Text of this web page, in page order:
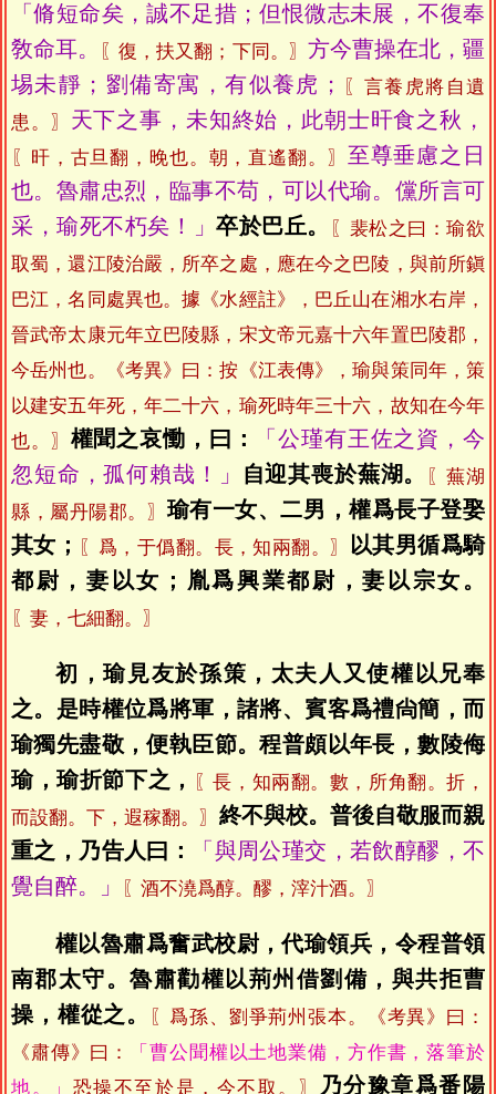
「脩短命矣，誠不足措；但恨微志未展，不復奉
敎命耳。
〖復，扶又翻；下同。〗 方今曹操在北，疆
埸未靜；劉備寄寓，有似養虎；
〖言養虎將自遺
患。〗 天下之事，未知終始，此朝士旰食之秋，
〖旰，古旦翻，晚也。朝，直遙翻。〗 至尊垂慮之日
也。魯肅忠烈，臨事不苟，可以代瑜。儻所言可
采，瑜死不朽矣！」卒於巴丘。
〖裴松之曰：瑜欲
取蜀，還江陵治嚴，所卒之處，應在今之巴陵，與前所鎭
巴江，名同處異也。據《水經註》，巴丘山在湘水右岸，
晉武帝太康元年立巴陵縣，宋文帝元嘉十六年置巴陵郡，
今岳州也。《考異》曰：按《江表傳》，瑜與策同年，策
以建安五年死，年二十六，瑜死時年三十六，故知在今年
也。〗 權聞之哀慟，曰：
「公瑾有王佐之資，今
忽短命，孤何賴哉！」
自迎其喪於蕪湖。
〖蕪湖
縣，屬丹陽郡。〗 瑜有一女、二男，權爲長子登娶
其女；
〖爲，于僞翻。長，知兩翻。〗
以其男循爲騎
都尉，妻以女；胤爲興業都尉，妻以宗女。
〖妻，七細翻。〗
初，瑜見友於孫策，太夫人又使權以兄奉
之。是時權位爲將軍，諸將、賓客爲禮尙簡，而
瑜獨先盡敬，便執臣節。程普頗以年長，數陵侮
瑜，瑜折節下之，
〖長，知兩翻。數，所角翻。折，
而設翻。下，遐稼翻。〗 終不與校。普後自敬服而親
重之，乃告人曰：
「與周公瑾交，若飲醇醪，不
覺自醉。」
〖酒不澆爲醇。醪，滓汁酒。〗
權以魯肅爲奮武校尉，代瑜領兵，令程普領
南郡太守。魯肅勸權以荊州借劉備，與共拒曹
操，權從之。
〖爲孫、劉爭荊州張本。《考異》曰：
《肅傳》曰：
「曹公聞權以土地業備，方作書，落筆於
地。」 恐操不至於是，今不取。〗 乃分豫章爲番陽